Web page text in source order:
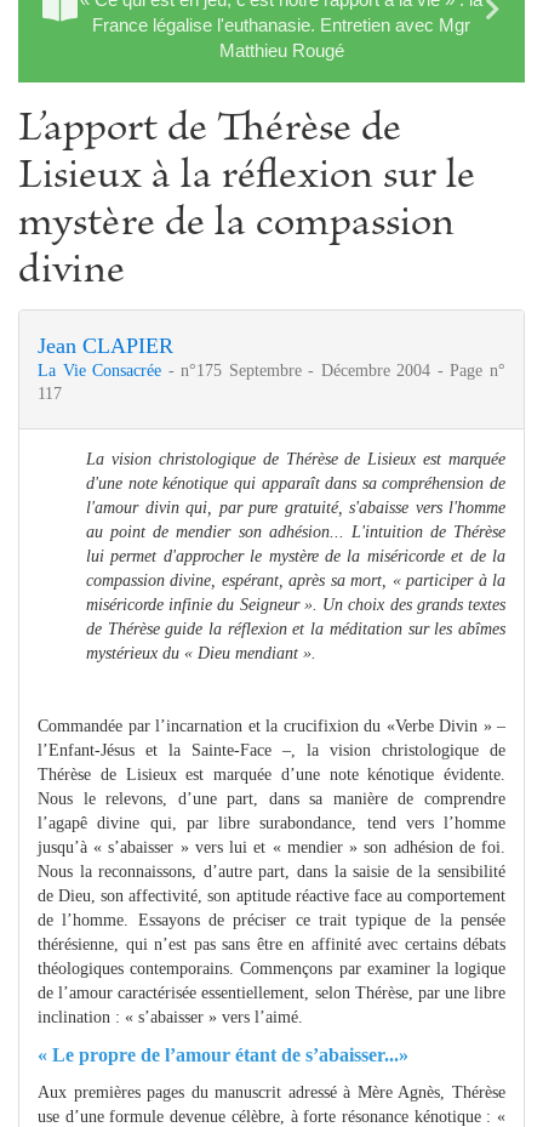
France légalise l'euthanasie. Entretien avec Mgr
Matthieu Rougé
L’apport de Thérèse de
Lisieux à la réflexion sur le
mystère de la compassion
divine
Jean CLAPIER
La Vie Consacrée - n°175 Septembre - Décembre 2004 - Page n°
117
La vision christologique de Thérèse de Lisieux est marquée
d'une note kénotique qui apparaît dans sa compréhension de
l'amour divin qui, par pure gratuité, s'abaisse vers l'homme
au point de mendier son adhésion... L'intuition de Thérèse
lui permet d'approcher le mystère de la miséricorde et de la
compassion divine, espérant, après sa mort, « participer à la
miséricorde infinie du Seigneur ». Un choix des grands textes
de Thérèse guide la réflexion et la méditation sur les abîmes
mystérieux du « Dieu mendiant ».
Commandée par l’incarnation et la crucifixion du «Verbe Divin » –
l’Enfant-Jésus et la Sainte-Face –, la vision christologique de
Thérèse de Lisieux est marquée d’une note kénotique évidente.
Nous le relevons, d’une part, dans sa manière de comprendre
l’agapê divine qui, par libre surabondance, tend vers l’homme
jusqu’à « s’abaisser » vers lui et « mendier » son adhésion de foi.
Nous la reconnaissons, d’autre part, dans la saisie de la sensibilité
de Dieu, son affectivité, son aptitude réactive face au comportement
de l’homme. Essayons de préciser ce trait typique de la pensée
thérésienne, qui n’est pas sans être en affinité avec certains débats
théologiques contemporains. Commençons par examiner la logique
de l’amour caractérisée essentiellement, selon Thérèse, par une libre
inclination : « s’abaisser » vers l’aimé.
« Le propre de l’amour étant de s’abaisser...»
Aux premières pages du manuscrit adressé à Mère Agnès, Thérèse
use d’une formule devenue célèbre, à forte résonance kénotique : «